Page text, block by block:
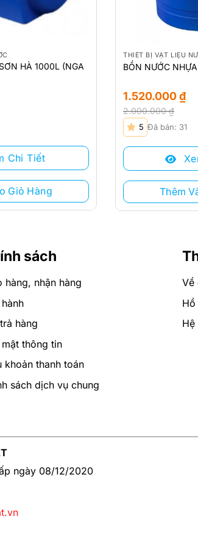
HÀ 1000L (NGA
Chi Tiết
Giỏ Hàng
THIẾT BỊ VẬT LIỆU
BỒN NƯỚC
2.000.000₫
Giá
gốc
là:
2.000.000 ₫.
1.520.000₫
Giá
hiện
tại
1.520.000 ₫.
5 Đã bán: 31
Thêm
sách
hàng, nhận hàng
hàng
mật thông tin
khoản thanh toán
sách dịch vụ chung
Về
ngày 08/12/2020